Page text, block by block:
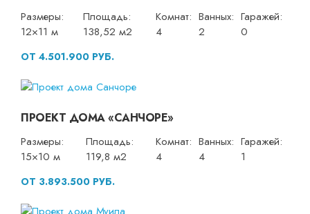
Размеры:
12×11 м
Площадь:
138,52 м2
Комнат:
4
Ванных:
2
Гаражей:
0
ОТ 4.501.900 РУБ.
ПРОЕКТ ДОМА «САНЧОРЕ»
Размеры:
15×10 м
Площадь:
119,8 м2
Комнат:
4
Ванных:
4
Гаражей:
1
ОТ 3.893.500 РУБ.